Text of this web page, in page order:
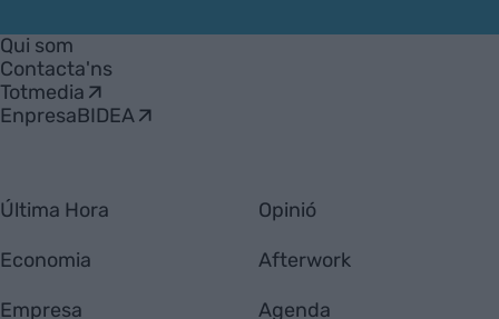
Empresa
Qui som
Contacta'ns
Totmedia
EnpresaBIDEA
Última Hora
Economia
Empresa
Opinió
Afterwork
Agenda